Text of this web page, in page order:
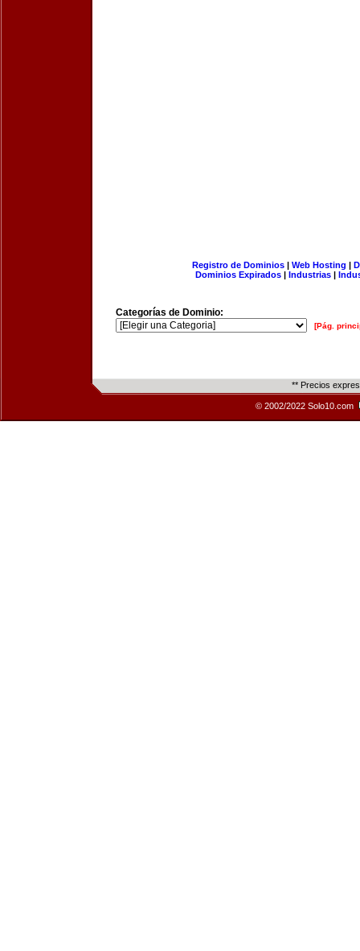
Registro de Dominios| Web Hosting |
Dominios Expirados | Industrias |
Categorías de Dominio:
[Pág.
** Precios
© 2002/2022 Solo10.com